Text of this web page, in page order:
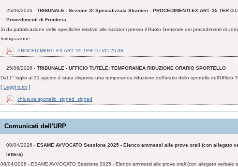
26/06/2026 - TRIBUNALE - Sezione XI Specializzata Stranieri - PROCEDIMENTI EX ART. 35 TER
Procedimenti di Frontiera
Si da pubblicazione delle specifiche relative alle iscrizioni presso il Ruolo Generale dei procedimenti di
Immigrazione.
PROCEDIMENTI EX ART. 35 TER D.LVO 25.08
25/06/2026 - TRIBUNALE - UFFICIO TUTELE: TEMPORANEA RIDUZIONE ORARIO SPORTELLO
Dal 1° luglio al 31 agosto è stata disposta una temporanea riduzione dell'orario dello sportello dell'Ufficio
[ Leggi tutto ]
chiusura sportello_signed_signed
Comunicati dell'URP
08/04/2026 - ESAME AVVOCATO Sessione 2025 - Elenco ammessi alle prove orali (con allegato
lettera)
08/04/2026 - ESAME AVVOCATO Sessione 2025 - Elenco ammessi alle prove orali (con allegato verbale